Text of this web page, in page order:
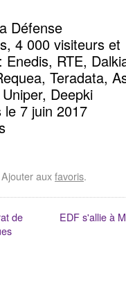
Défense
4 000 visiteurs
RTE,
Teradata,
Deepki
7 juin 2017
auxfavoris.
de
EDF s'allie à